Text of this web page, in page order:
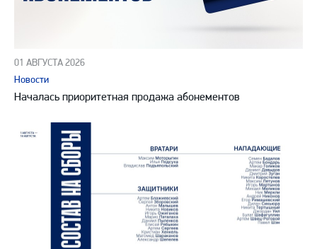
01 АВГУСТА 2026
Новости
Началась приоритетная продажа абонементов